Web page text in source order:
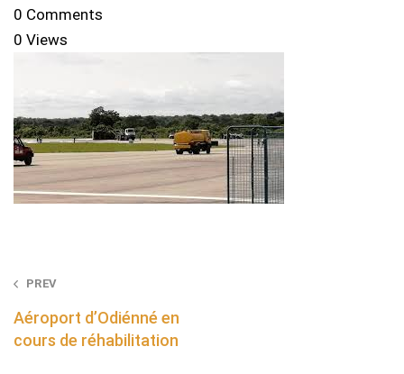
0 Comments
0 Views
Post
navigation
PREV
Aéroport d’Odiénné en
cours de réhabilitation